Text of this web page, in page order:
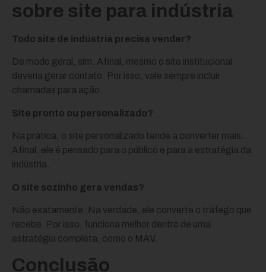
sobre site para indústria
Todo site de indústria precisa vender?
De modo geral, sim. Afinal, mesmo o site institucional
deveria gerar contato. Por isso, vale sempre incluir
chamadas para ação.
Site pronto ou personalizado?
Na prática, o site personalizado tende a converter mais.
Afinal, ele é pensado para o público e para a estratégia da
indústria.
O site sozinho gera vendas?
Não exatamente. Na verdade, ele converte o tráfego que
recebe. Por isso, funciona melhor dentro de uma
estratégia completa, como o MAV.
Conclusão